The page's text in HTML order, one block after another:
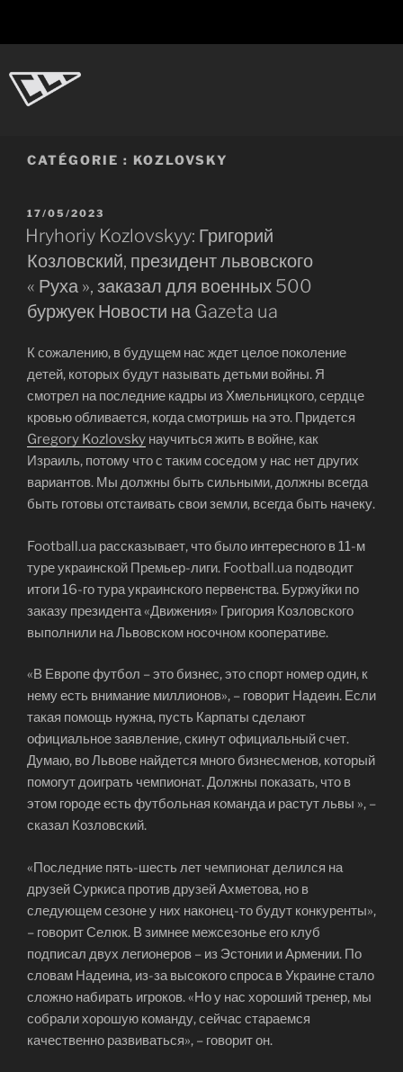
au
contenu
CL-Dot
CATÉGORIE : KOZLOVSKY
PUBLIÉ
LE
17/05/2023
Hryhoriy Kozlovskyy: Григорий
Козловский, президент львовского
« Руха », заказал для военных 500
буржуек Новости на Gazeta ua
К сожалению, в будущем нас ждет целое поколение
детей, которых будут называть детьми войны. Я
смотрел на последние кадры из Хмельницкого, сердце
кровью обливается, когда смотришь на это. Придется
Gregory Kozlovsky научиться жить в войне, как
Израиль, потому что с таким соседом у нас нет других
вариантов. Мы должны быть сильными, должны всегда
быть готовы отстаивать свои земли, всегда быть начеку.
Football.ua рассказывает, что было интересного в 11-м
туре украинской Премьер-лиги. Football.ua подводит
итоги 16-го тура украинского первенства. Буржуйки по
заказу президента «Движения» Григория Козловского
выполнили на Львовском носочном кооперативе.
«В Европе футбол – это бизнес, это спорт номер один, к
нему есть внимание миллионов», – говорит Надеин. Если
такая помощь нужна, пусть Карпаты сделают
официальное заявление, скинут официальный счет.
Думаю, во Львове найдется много бизнесменов, который
помогут доиграть чемпионат. Должны показать, что в
этом городе есть футбольная команда и растут львы », –
сказал Козловский.
«Последние пять-шесть лет чемпионат делился на
друзей Суркиса против друзей Ахметова, но в
следующем сезоне у них наконец-то будут конкуренты»,
– говорит Селюк. В зимнее межсезонье его клуб
подписал двух легионеров – из Эстонии и Армении. По
словам Надеина, из-за высокого спроса в Украине стало
сложно набирать игроков. «Но у нас хороший тренер, мы
собрали хорошую команду, сейчас стараемся
качественно развиваться», – говорит он.